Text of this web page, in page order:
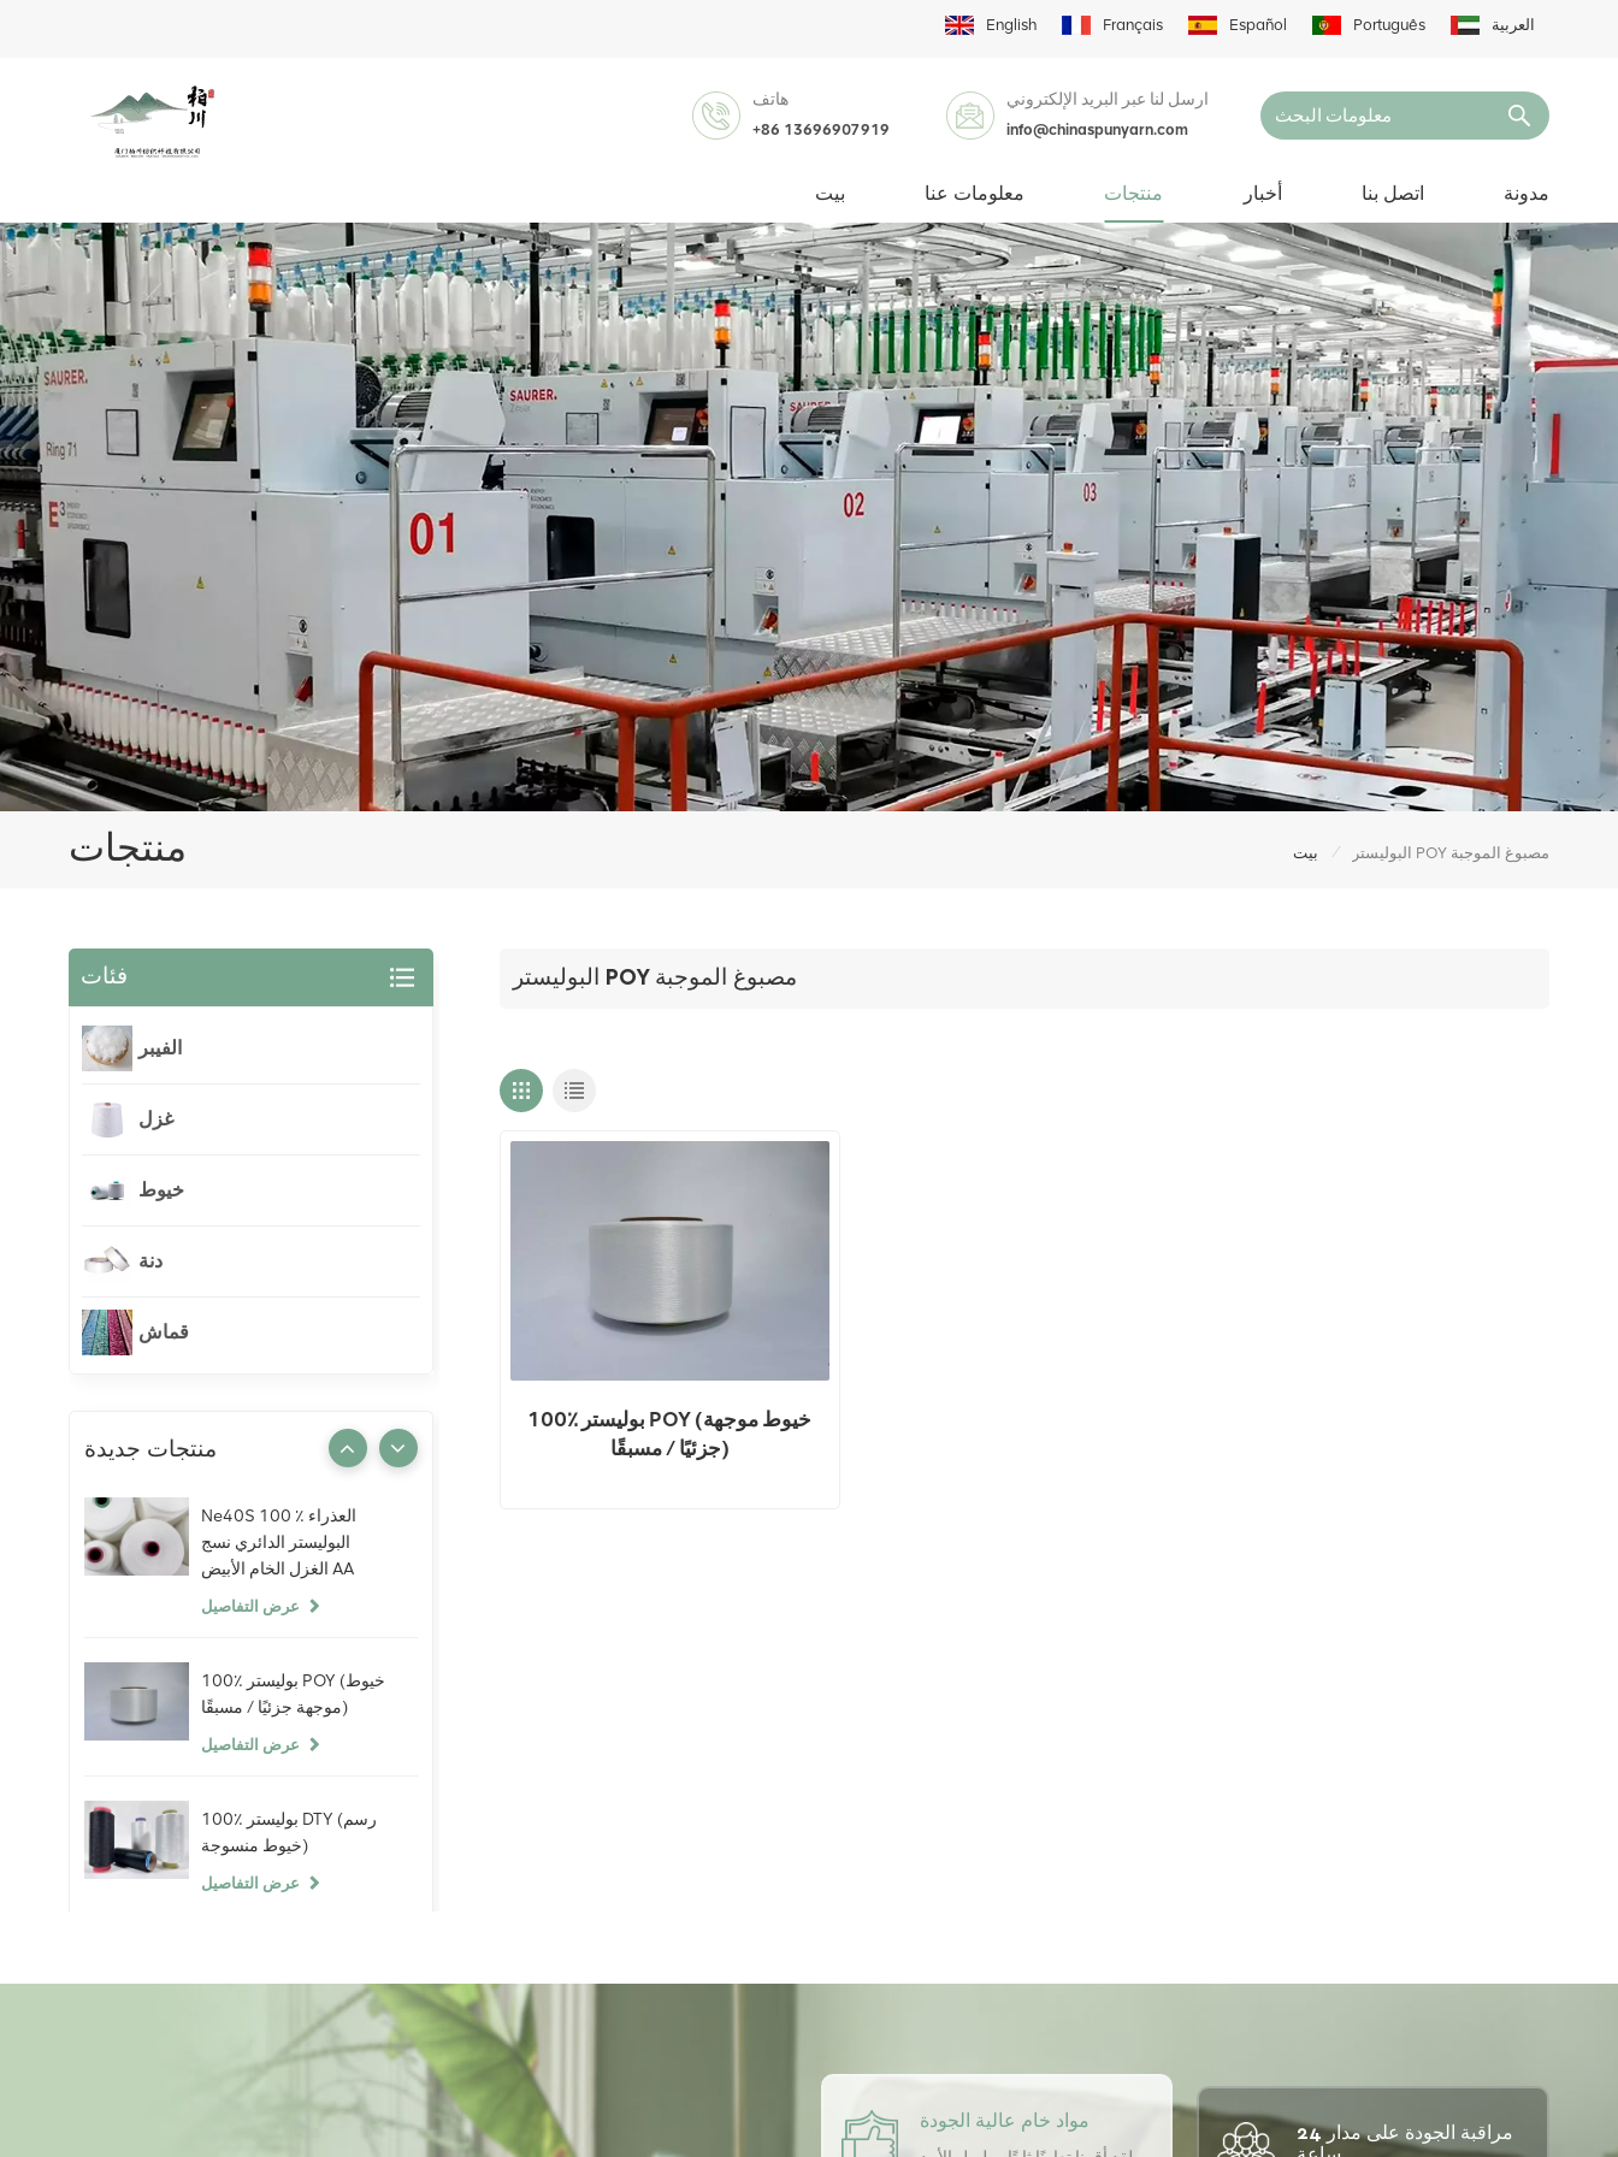
English Français Español Português العربية
هاتف
+86 13696907919
ارسل لنا عبر البريد الإلكتروني
info@chinaspunyarn.com
بيت معلومات عنا منتجات أخبار اتصل بنا مدونة
منتجات بيت / البوليستر POY مصبوغ الموجبة
البوليستر POY مصبوغ الموجبة
100٪ بوليستر POY (خيوط موجهة
جزئيًا / مسبقًا)
فئات
الفيبر
غزل
خيوط
دنة
قماش
منتجات جديدة
Ne40S 100 ٪ العذراء
البوليستر الدائري نسج
الغزل الخام الأبيض AA
الصف الحياكة النسيج
عرض التفاصيل
100٪ بوليستر POY (خيوط
موجهة جزئيًا / مسبقًا)
عرض التفاصيل
100٪ بوليستر DTY (رسم
خيوط منسوجة)
عرض التفاصيل
عارية
مواد خام عالية الجودة
مراقبة الجودة على مدار 24